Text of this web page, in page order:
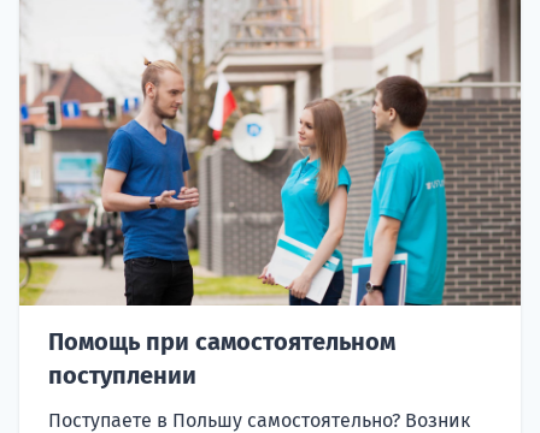
Помощь при самостоятельном
поступлении
Поступаете в Польшу самостоятельно? Возник